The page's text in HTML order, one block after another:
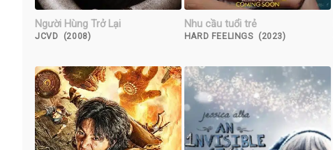
Người Hùng Trở Lại
JCVD (2008)
Nhu cầu tuổi trẻ
HARD FEELINGS (2023)